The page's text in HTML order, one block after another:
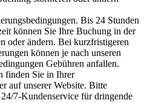
Bis 24 Stunden
können Sie Ihre Buchung in der
oder ändern. Bei kurzfristigeren
können je nach unseren
Gebühren anfallen.
finden Sie in Ihrer
auf unserer Website. Bitte
7-Kundenservice für dringende